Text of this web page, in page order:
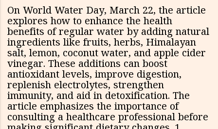
On World Water Day, March 22, the article
explores how to enhance the health
benefits of regular water by adding natural
ingredients like fruits, herbs, Himalayan
salt, lemon, coconut water, and apple cider
vinegar. These additions can boost
antioxidant levels, improve digestion,
replenish electrolytes, strengthen
immunity, and aid in detoxification. The
article emphasizes the importance of
consulting a healthcare professional before